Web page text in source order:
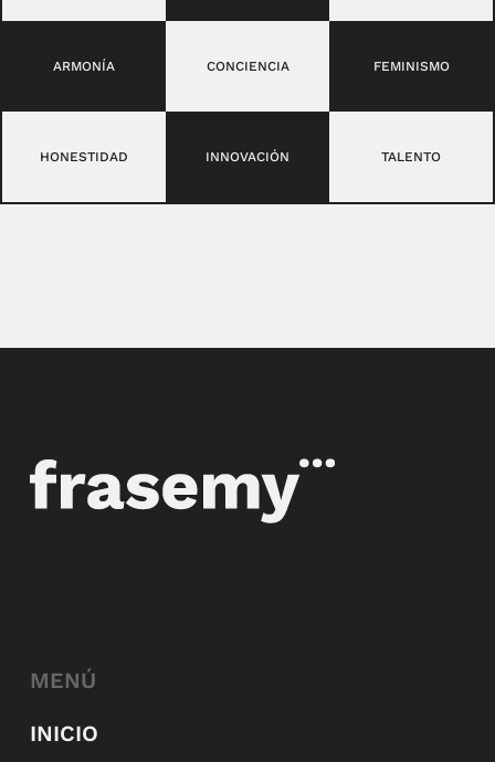
ARMONÍA CONCIENCIA FEMINISMO
HONESTIDAD INNOVACIÓN TALENTO
MENÚ
INICIO